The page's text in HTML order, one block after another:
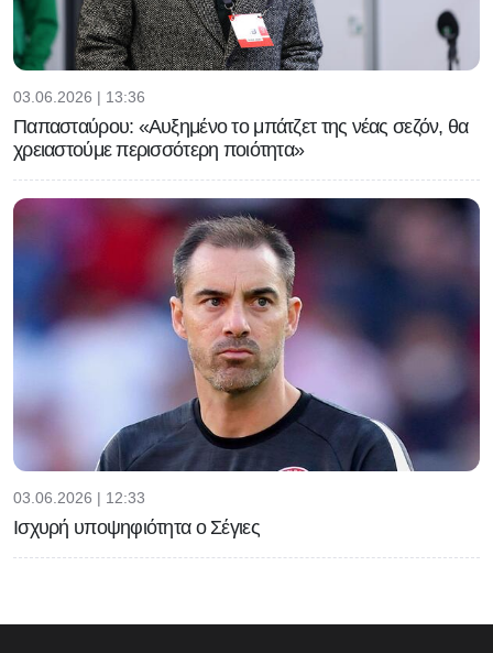
03.06.2026 | 13:36
Παπασταύρου: «Αυξημένο το μπάτζετ της νέας σεζόν, θα
χρειαστούμε περισσότερη ποιότητα»
03.06.2026 | 12:33
Ισχυρή υποψηφιότητα ο Σέγιες